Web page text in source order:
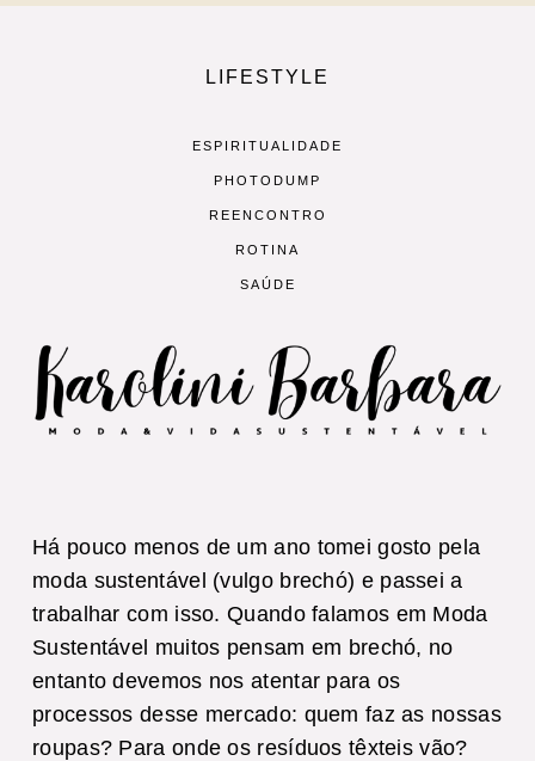
LIFESTYLE
ESPIRITUALIDADE
PHOTODUMP
REENCONTRO
ROTINA
SAÚDE
Há pouco menos de um ano tomei gosto pela
moda sustentável (vulgo brechó) e passei a
trabalhar com isso. Quando falamos em Moda
Sustentável muitos pensam em brechó, no
entanto devemos nos atentar para os
processos desse mercado: quem faz as nossas
roupas? Para onde os resíduos têxteis vão?